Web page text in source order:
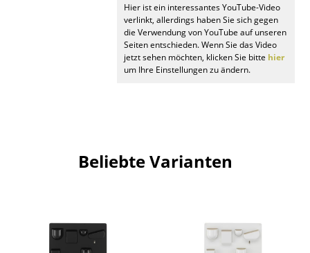
... alle Accessoires
Hier ist ein interessantes YouTube-Video
verlinkt, allerdings haben Sie sich gegen
die Verwendung von YouTube auf unseren
Seiten entschieden. Wenn Sie das Video
jetzt sehen möchten, klicken Sie bitte hier
um Ihre Einstellungen zu ändern.
Beliebte Varianten